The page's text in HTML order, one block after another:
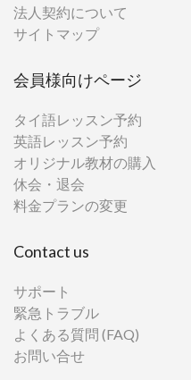
法人契約について
サイトマップ
会員様向けページ
タイ語レッスン予約
英語レッスン予約
オリジナル教材の購入
休会・退会
料金プランの変更
Contact us
サポート
緊急トラブル
よくある質問 (FAQ)
お問い合せ